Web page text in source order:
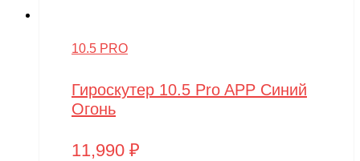
10.5 PRO
Гироскутер 10.5 Pro APP Синий
Огонь
11,990 ₽